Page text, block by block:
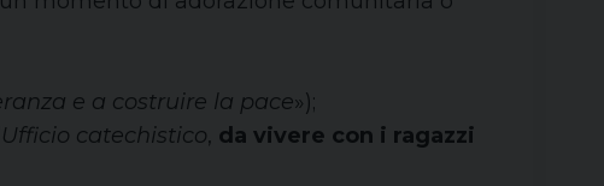
e a costruire la pace»);
Ufficio catechistico, da vivere con i ragazzi